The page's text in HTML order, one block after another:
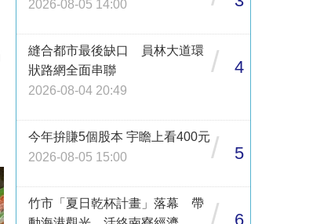
2026-08-05 14:00
縫合都市最後缺口 員林大道環
狀路網全面串聯
2026-08-04 20:49
/ 4
今年拚賺5個股本 宇瞻上看400元
2026-08-05 15:00
/ 5
竹市「夏日乾杯計畫」落幕 帶 / 6